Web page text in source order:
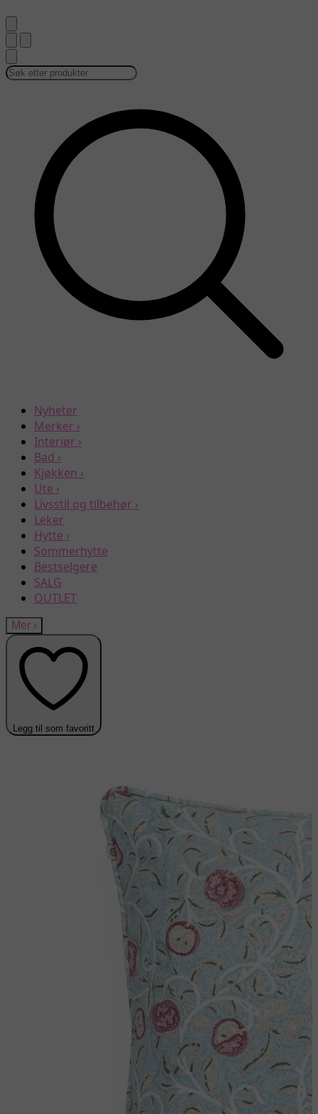
Nyheter
Merker ›
Interiør ›
Bad ›
Kjøkken ›
Ute ›
Livsstil og tilbehør ›
Leker
Hytte ›
Sommerhytte
Bestselgere
SALG
OUTLET
Mer ›
Legg til som favoritt